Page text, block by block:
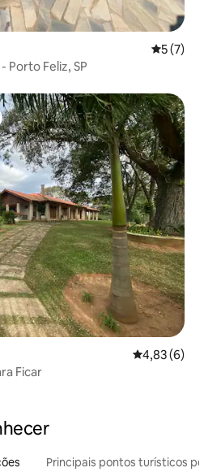
5 de
5 (7)
Porto Feliz, SP
4,83 de uma
4,83 (6)
Ficar
Principais pontos turísticos